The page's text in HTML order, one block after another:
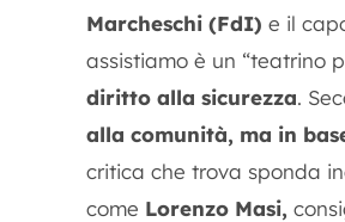
Marcheschi (FdI) e il
assistiamo è un “teatrino
diritto alla sicurezza.
alla comunità, ma in
critica che trova sponda
come Lorenzo Masi,